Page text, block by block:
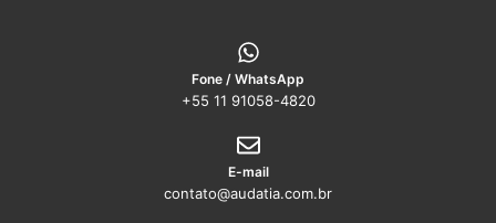
Fone / WhatsApp
+55 11 91058-4820
E-mail
contato@audatia.com.br